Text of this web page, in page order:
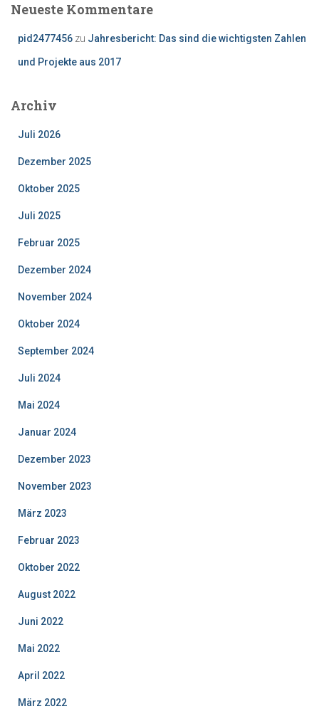
Neueste Kommentare
pid2477456 zu Jahresbericht: Das sind die wichtigsten Zahlen
und Projekte aus 2017
Archiv
Juli 2026
Dezember 2025
Oktober 2025
Juli 2025
Februar 2025
Dezember 2024
November 2024
Oktober 2024
September 2024
Juli 2024
Mai 2024
Januar 2024
Dezember 2023
November 2023
März 2023
Februar 2023
Oktober 2022
August 2022
Juni 2022
Mai 2022
April 2022
März 2022